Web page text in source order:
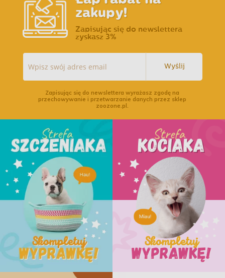
zakupy!
Zapisując się do newslettera
zyskasz 3%
Wyślij
Zapisując się do newslettera wyrażasz zgodę na
przechowywanie i przetwarzanie danych przez sklep
zoozone.pl.